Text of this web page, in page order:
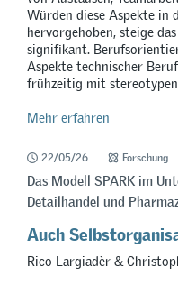
Würden diese Aspekte in
hervorgehoben, steige
signifikant.
Aspekte technischer
frühzeitig mit
Mehr erfahren
22/05/26 Forschung
Das Modell SPARK im
Detailhandel und
Auch
Rico Largiadèr &